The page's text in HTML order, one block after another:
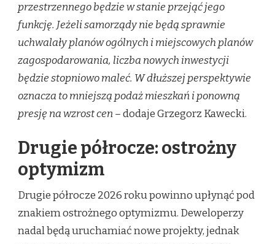
przestrzennego będzie w stanie przejąć jego
funkcję. Jeżeli samorządy nie będą sprawnie
uchwalały planów ogólnych i miejscowych planów
zagospodarowania, liczba nowych inwestycji
będzie stopniowo maleć. W dłuższej perspektywie
oznacza to mniejszą podaż mieszkań i ponowną
presję na wzrost cen –dodaje Grzegorz Kawecki.
Drugie półrocze: ostrożny
optymizm
Drugie półrocze 2026 roku powinno upłynąć pod
znakiem ostrożnego optymizmu. Deweloperzy
nadal będą uruchamiać nowe projekty, jednak